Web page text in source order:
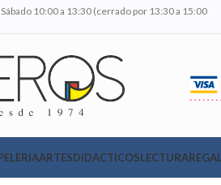
10:00 a 13:30 (cerrado por 13:30 a 15:00
ARTESDIDACTICOSLECTURA